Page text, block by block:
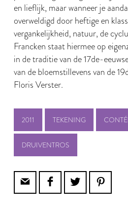
en lieflijk, maar wanneer je
overweldigd door heftige en
vergankelijkheid, natuur, de
Francken staat hiermee op
in de traditie van de 17de-
van de bloemstillevens van de
Floris Verster.
2011 TEKENING
DRUIVENTROS